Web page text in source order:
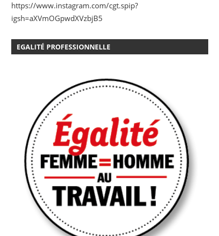
https://www.instagram.com/cgt.spip?
igsh=aXVmOGpwdXVzbjB5
EGALITÉ PROFESSIONNELLE